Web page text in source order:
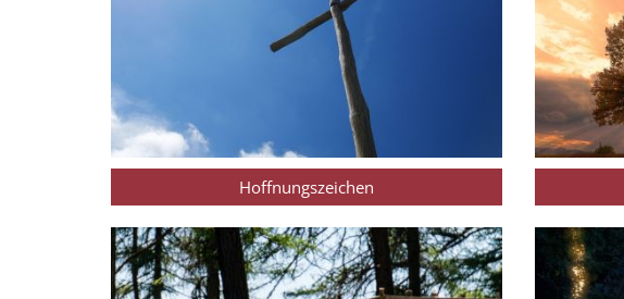
Hoffnungszeichen